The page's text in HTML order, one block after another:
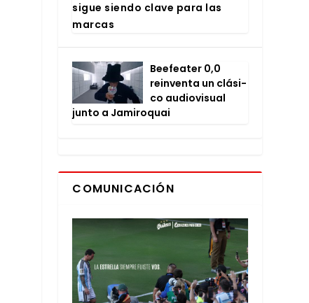
sigue sien­do cla­ve para las
mar­cas
Bee­fea­ter 0,0
rein­ven­ta un clá­si­
co audio­vi­sual
jun­to a Jami­ro­quai
COMUNICACIÓN